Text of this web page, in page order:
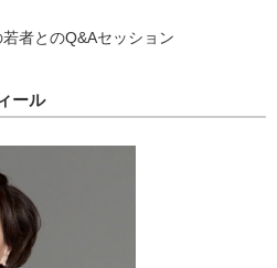
者とのQ&Aセッション
ール